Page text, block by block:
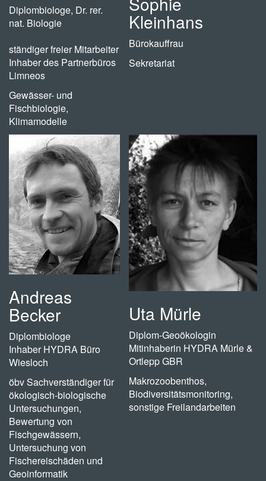
Diplombiologe, Dr. rer.
nat. Biologie
ständiger freier Mitarbeiter
Inhaber des Partnerbüros
Limneos
Gewässer- und
Fischbiologie,
Klimamodelle
Kleinhans
Bürokauffrau
Sekretariat
Andreas
Becker
Diplombiologe
Inhaber HYDRA Büro
Wiesloch
öbv Sachverständiger für
ökologisch-biologische
Untersuchungen,
Bewertung von
Fischgewässern,
Untersuchung von
Fischereischäden und
Geoinformatik
Uta Mürle
Diplom-Geoökologin
Mitinhaberin HYDRA Mürle &
Ortlepp GBR
Makrozoobenthos,
Biodiversitätsmonitoring,
sonstige Freilandarbeiten